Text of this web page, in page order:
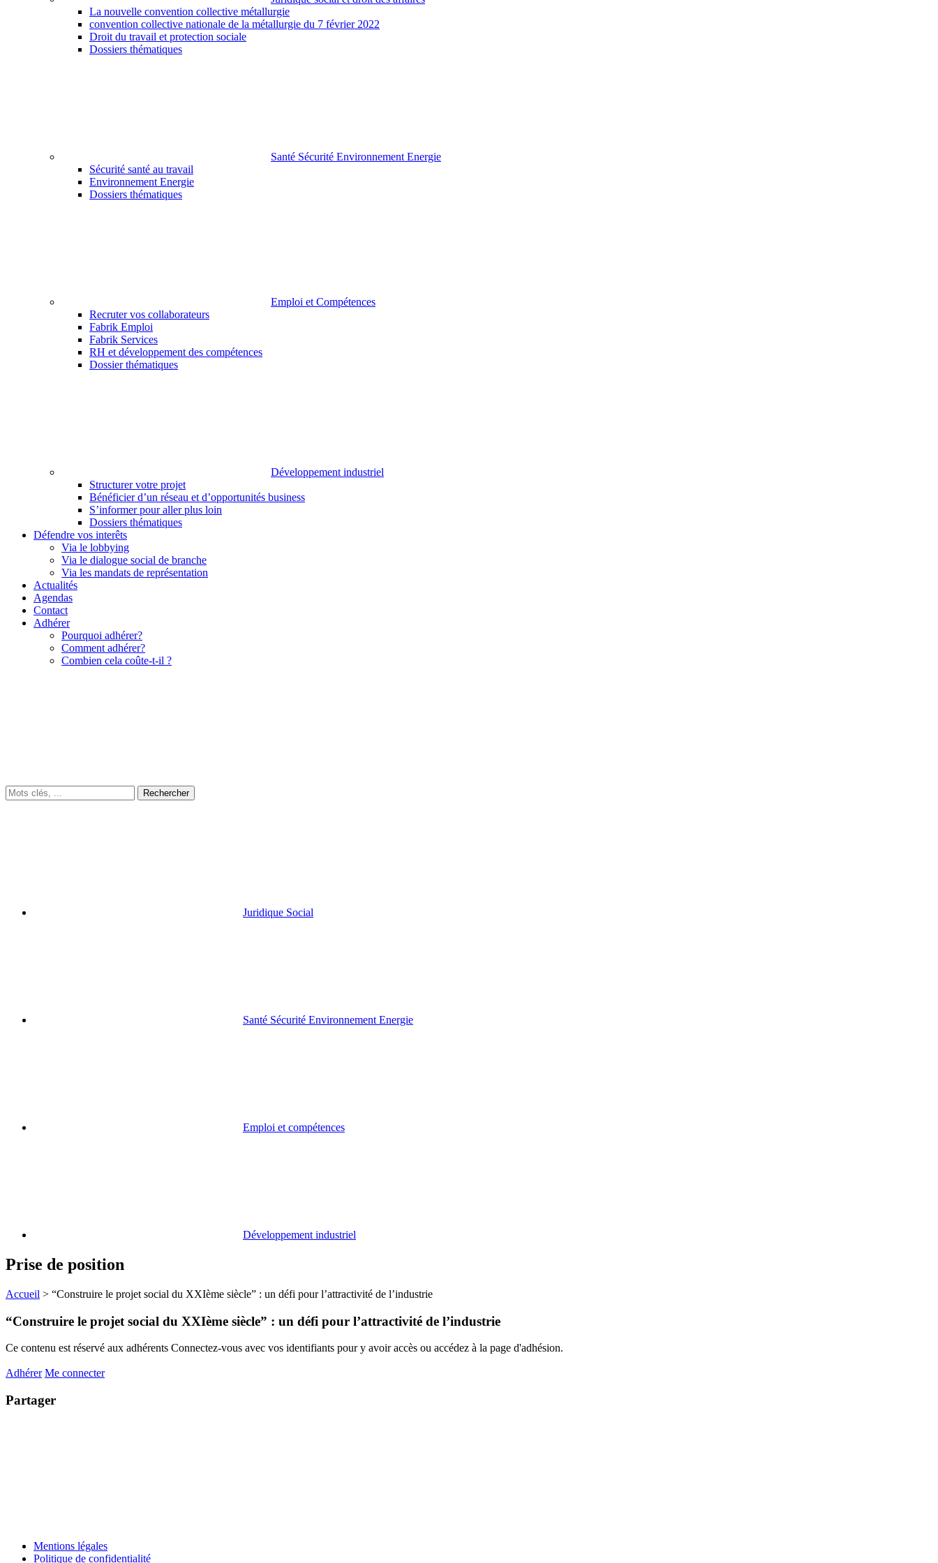
La nouvelle convention collective métallurgie
convention collective nationale de la métallurgie du 7 février 2022
Droit du travail et protection sociale
Dossiers thématiques
Santé Sécurité Environnement Energie
Sécurité santé au travail
Environnement Energie
Dossiers thématiques
Emploi et Compétences
Recruter vos collaborateurs
Fabrik Emploi
Fabrik Services
RH et développement des compétences
Dossier thématiques
Développement industriel
Structurer votre projet
Bénéficier d’un réseau et d’opportunités business
S’informer pour aller plus loin
Dossiers thématiques
Défendre vos interêts
Via le lobbying
Via le dialogue social de branche
Via les mandats de représentation
Actualités
Agendas
Contact
Adhérer
Pourquoi adhérer?
Comment adhérer?
Combien cela coûte-t-il ?
Juridique Social
Santé Sécurité Environnement Energie
Emploi et compétences
Développement industriel
Prise de position
Accueil > “Construire le projet social du XXIème siècle” : un défi pour l’attractivité de l’industrie
“Construire le projet social du XXIème siècle” : un défi pour l’attractivité de l’industrie
Ce contenu est réservé aux adhérents Connectez-vous avec vos identifiants pour y avoir accès ou accédez à la page d'adhésion.
Adhérer Me connecter
Partager
Mentions légales
Politique de confidentialité